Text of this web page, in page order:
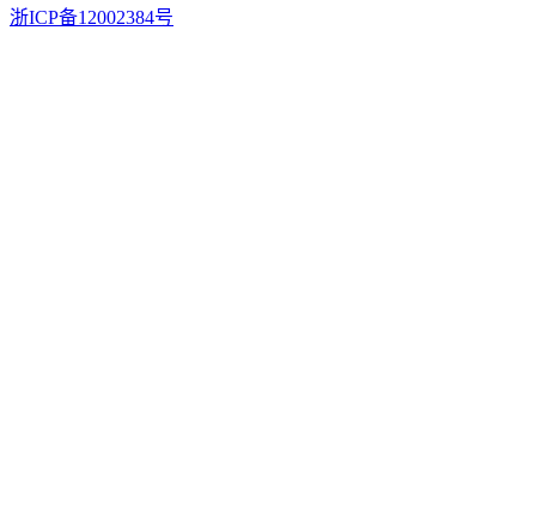
浙ICP备12002384号